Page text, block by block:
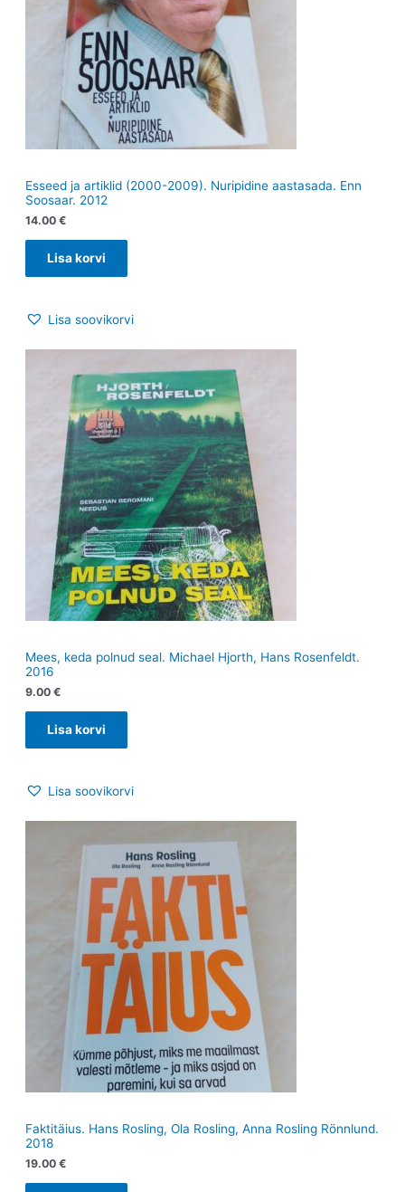
Esseed ja artiklid (2000-2009). Nuripidine aastasada. Enn
Soosaar. 2012
14.00 €
Lisa korvi
Lisa soovikorvi
Mees, keda polnud seal. Michael Hjorth, Hans Rosenfeldt.
2016
9.00 €
Lisa korvi
Lisa soovikorvi
Faktitäius. Hans Rosling, Ola Rosling, Anna Rosling Rönnlund.
2018
19.00 €